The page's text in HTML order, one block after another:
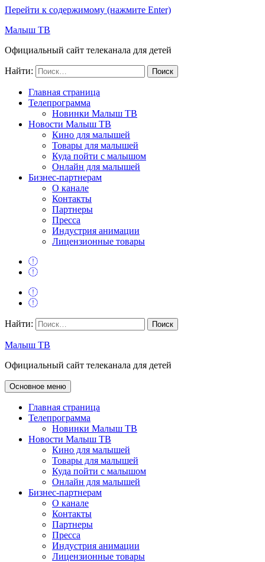
Перейти к содержимому (нажмите Enter)
Малыш ТВ
Официальный сайт телеканала для детей
Найти:
Главная страница
Телепрограмма
Новинки Малыш ТВ
Новости Малыш ТВ
Кино для малышей
Товары для малышей
Куда пойти с малышом
Онлайн для малышей
Бизнес-партнерам
О канале
Контакты
Партнеры
Пресса
Индустрия анимации
Лицензионные товары
Найти:
Малыш ТВ
Официальный сайт телеканала для детей
Основное меню
Главная страница
Телепрограмма
Новинки Малыш ТВ
Новости Малыш ТВ
Кино для малышей
Товары для малышей
Куда пойти с малышом
Онлайн для малышей
Бизнес-партнерам
О канале
Контакты
Партнеры
Пресса
Индустрия анимации
Лицензионные товары